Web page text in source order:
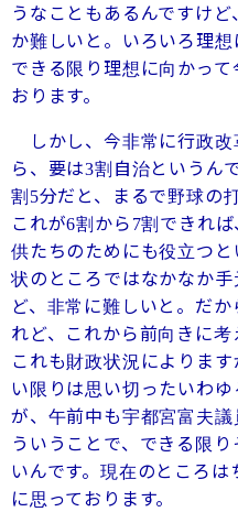
うなこともあるんですけ
か難しいと。いろいろ理
できる限り理想に向かっ
おります。
しかし、今非常に行政
ら、要は3割自治というん
割5分だと、まるで野球の
これが6割から 7割できれ
供たちのためにも役立つ
状のところではなかなか
ど、非常に難しいと。だ
れど、これから前向きに考
これも財政状況によりま
い限りは思い切ったいわ
が、午前中も宇都宮富夫
ういうことで、できる限
いんです。現在のところ
に思っております。